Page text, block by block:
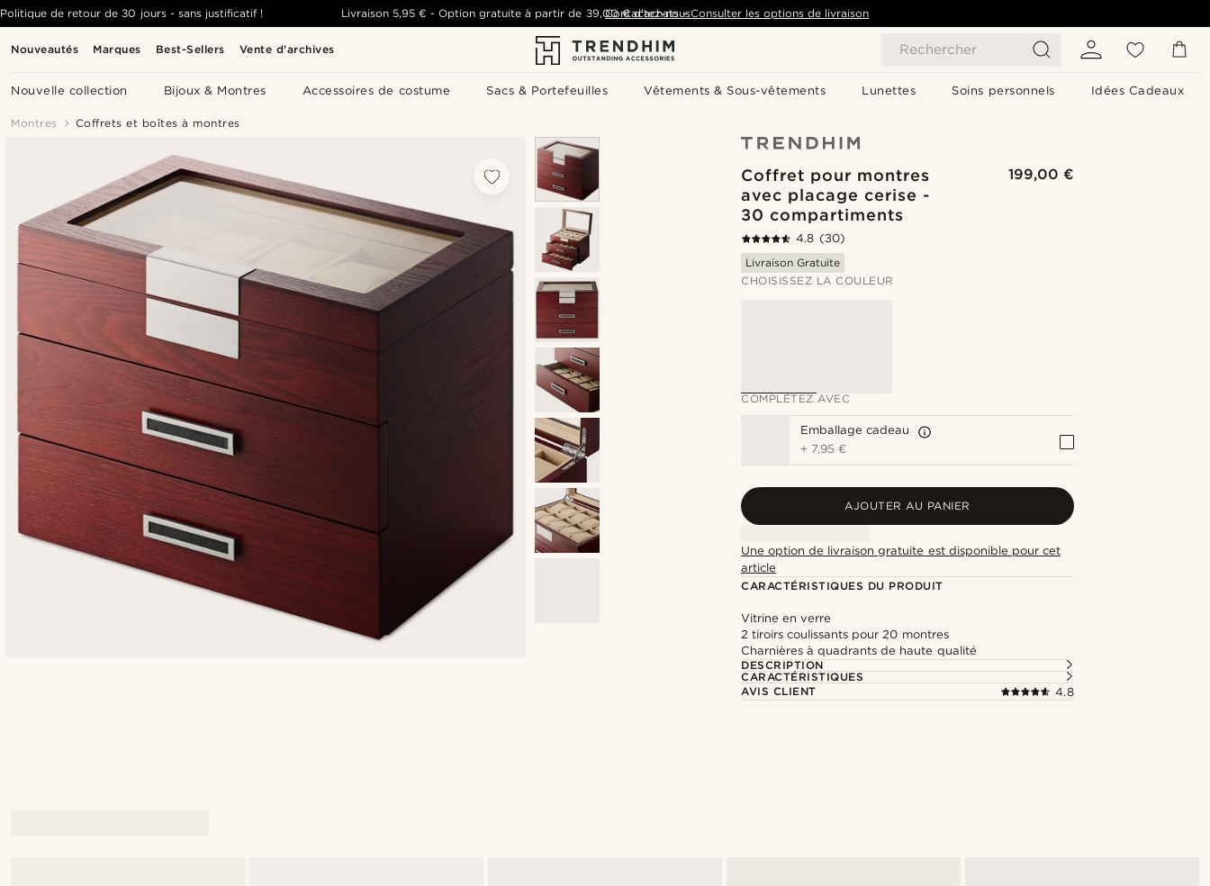
Nouveautés Marques Best-Sellers Vente d'archives Rechercher
Nouvelle collection Bijoux & Montres Accessoires de costume Sacs & Portefeuilles Vêtements & Sous-vêtements Lunettes Soins personnels Idées Cadeaux
Politique de retour de 30 jours - sans justificatif ! Livraison 5,95 € -Option gratuite à partir de 39,00 € d'achats- Consulter les options de livraison
Contactez-nous
Montres Coffrets et boîtes à montres
Coffret pour montres
avec placage cerise -
30 compartiments
199,00 €
4.8 (30)
Livraison Gratuite
CHOISISSEZ LA COULEUR
COMPLÉTEZ AVEC
Emballage cadeau
+ 7,95 €
AJOUTER AU PANIER
Une option de livraison gratuite est disponible pour cet
article
CARACTÉRISTIQUES DU PRODUIT
Vitrine en verre
2 tiroirs coulissants pour 20 montres
Charnières à quadrants de haute qualité
DESCRIPTION
CARACTÉRISTIQUES
AVIS CLIENT
4.8